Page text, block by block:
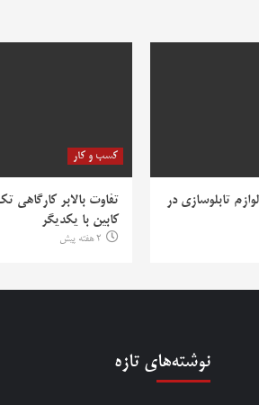
تابلوسازی در
کسب و کار
تفاوت بالابر کارگاهی
کابین با یکدیگر
2 هفته پیش
نوشته‌های تازه